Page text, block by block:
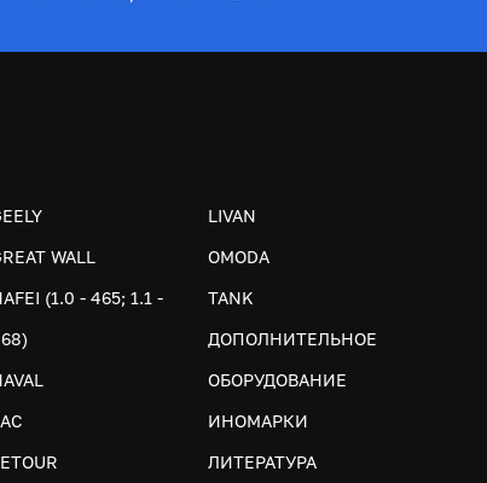
WALL
(1.0 - 465; 1.1 -
LIVAN
OMODA
TANK
ДОПОЛНИТЕЛЬНОЕ
ОБОРУДОВАНИЕ
ИНОМАРКИ
ЛИТЕРАТУРА